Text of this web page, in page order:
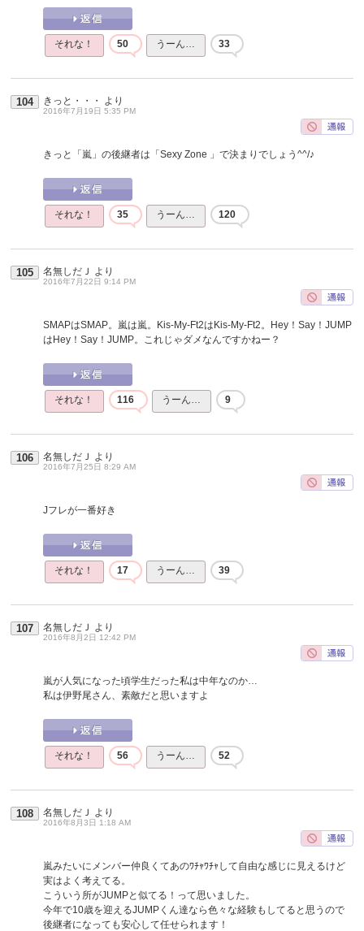
それな！ 50 うーん… 33
104 きっと・・・ より
2016年7月19日 5:35 PM
きっと「嵐」の後継者は「Sexy Zone 」で決まりでしょう^^/♪
それな！ 35 うーん… 120
105 名無しだＪ より
2016年7月22日 9:14 PM
SMAPはSMAP。嵐は嵐。Kis-My-Ft2はKis-My-Ft2。Hey！Say！JUMP
はHey！Say！JUMP。これじゃダメなんですかねー？
それな！ 116 うーん… 9
106 名無しだＪ より
2016年7月25日 8:29 AM
Jフレが一番好き
それな！ 17 うーん… 39
107 名無しだＪ より
2016年8月2日 12:42 PM
嵐が人気になった頃学生だった私は中年なのか…
私は伊野尾さん、素敵だと思いますよ
それな！ 56 うーん… 52
108 名無しだＪ より
2016年8月3日 1:18 AM
嵐みたいにメンバー仲良くてあのﾜﾁｬﾜﾁｬして自由な感じに見えるけど
実はよく考えてる。
こういう所がJUMPと似てる！って思いました。
今年で10歳を迎えるJUMPくん達なら色々な経験もしてると思うので
後継者になっても安心して任せられます！